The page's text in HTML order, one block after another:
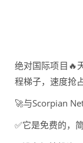
绝对国际项目🔥
程梯子，速度抢
🚀与Scorpian
✅它是免费的，